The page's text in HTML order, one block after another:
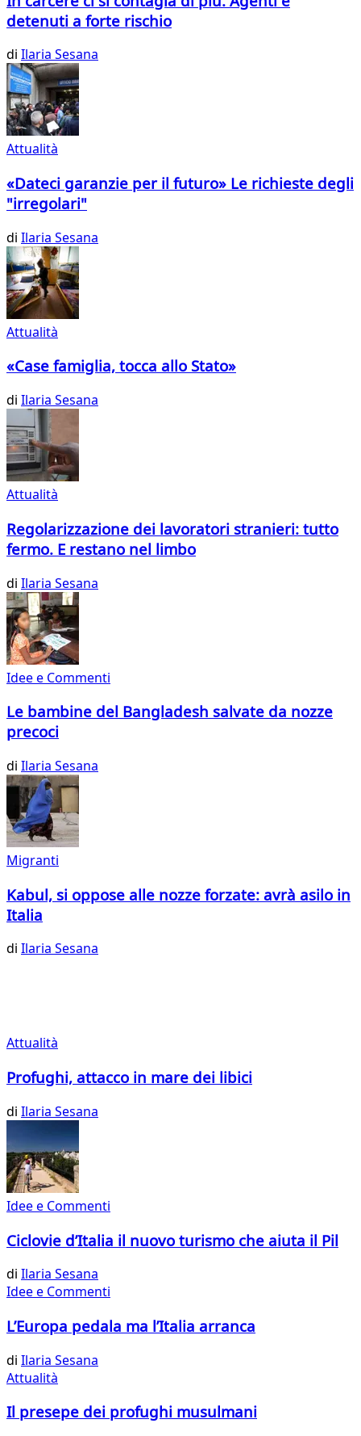
detenuti a forte rischio
di Ilaria Sesana
Attualità
«Dateci garanzie per il futuro» Le richieste degli
"irregolari"
di Ilaria Sesana
Attualità
«Case famiglia, tocca allo Stato»
di Ilaria Sesana
Attualità
Regolarizzazione dei lavoratori stranieri: tutto
fermo. E restano nel limbo
di Ilaria Sesana
Idee e Commenti
Le bambine del Bangladesh salvate da nozze
precoci
di Ilaria Sesana
Migranti
Kabul, si oppose alle nozze forzate: avrà asilo in
Italia
di Ilaria Sesana
Attualità
Profughi, attacco in mare dei libici
di Ilaria Sesana
Idee e Commenti
Ciclovie d’Italia il nuovo turismo che aiuta il Pil
di Ilaria Sesana
Idee e Commenti
L’Europa pedala ma l’Italia arranca
di Ilaria Sesana
Attualità
Il presepe dei profughi musulmani